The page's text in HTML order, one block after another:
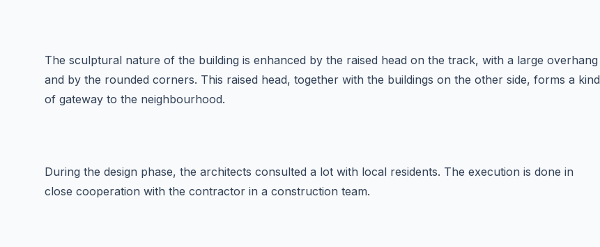
The sculptural nature of the building is enhanced by the raised head on the track, with a large overhang
and by the rounded corners. This raised head, together with the buildings on the other side, forms a kind
of gateway to the neighbourhood.
During the design phase, the architects consulted a lot with local residents. The execution is done in
close cooperation with the contractor in a construction team.